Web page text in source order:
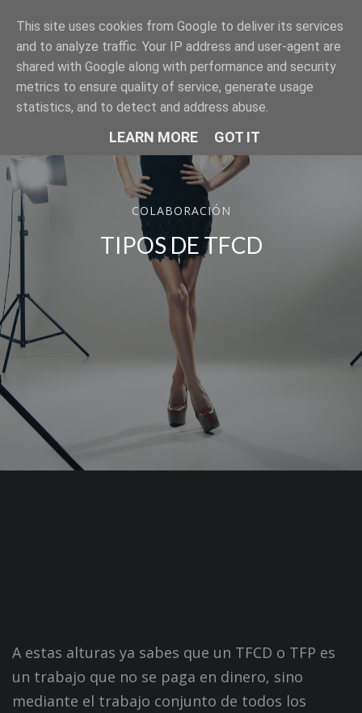
SER MODELO
COLABORACIÓN
TIPOS DE TFCD
A estas alturas ya sabes que un TFCD o TFP es
un trabajo que no se paga en dinero, sino
mediante el trabajo conjunto de todos los
This site uses cookies from Google to deliver its services
and to analyze traffic. Your IP address and user-agent are
shared with Google along with performance and security
metrics to ensure quality of service, generate usage
statistics, and to detect and address abuse.
LEARN MORE GOT IT